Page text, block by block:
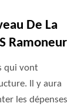
De La
Ramoneur
qui vont
Il y aura
les dépenses